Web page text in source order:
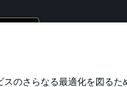
のさらなる最適化を図るた